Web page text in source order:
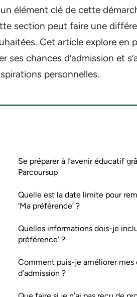
élément clé de cette
section peut faire une
Cet article explore en
chances d’admission et
personnelles.
Se préparer à l’avenir éducatif
Parcoursup
Quelle est la date limite pour
‘Ma préférence’ ?
Quelles informations dois-je
préférence’ ?
Comment puis-je améliorer mes
d’admission ?